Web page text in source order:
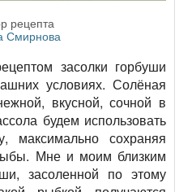
рецепта
Смирнова
засолки горбуши
условиях. Солёная
вкусной, сочной в
будем использовать
максимально сохраняя
Мне и моим близким
засоленной по этому